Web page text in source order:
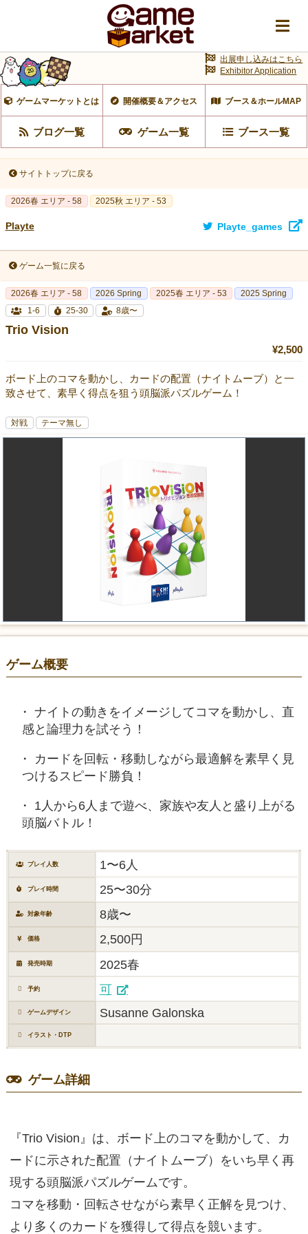
ゲームマーケットとは 開催概要＆アクセス ブース＆ホールMAP
ブログ一覧 ゲーム一覧 ブース一覧
出展申し込みはこちら
Exhibitor Application
サイトトップに戻る
2026春 エリア - 58 2025秋 エリア - 53
Playte Playte_games
ゲーム一覧に戻る
2026春 エリア - 58 2026 Spring 2025春 エリア - 53
2025 Spring
1-6
25-30 8歳〜
Trio Vision
¥2,500
ボード上のコマを動かし、カードの配置（ナイトムーブ）と一
致させて、素早く得点を狙う頭脳派パズルゲーム！
対戦 テーマ無し
ゲーム概要
ナイトの動きをイメージしてコマを動かし、直
感と論理力を試そう！
カードを回転・移動しながら最適解を素早く見
つけるスピード勝負！
1人から6人まで遊べ、家族や友人と盛り上がる
頭脳バトル！
プレイ人数 1〜6人
プレイ時間 25〜30分
対象年齢 8歳〜
価格 2,500円
発売時期 2025春
予約 可
ゲームデザイン Susanne Galonska
イラスト・DTP
ゲーム詳細
『Trio Vision』は、ボード上のコマを動かして、カ
ードに示された配置（ナイトムーブ）をいち早く再
現する頭脳派パズルゲームです。
コマを移動・回転させながら素早く正解を見つけ、
より多くのカードを獲得して得点を競います。